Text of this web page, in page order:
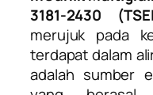
3181-2430
merujuk pada
terdapat dalam
adalah sumber